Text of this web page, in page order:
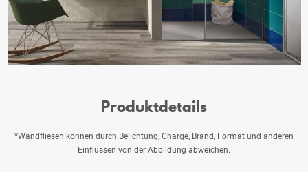
Produktdetails
*Wandfliesen können durch Belichtung, Charge, Brand, Format und anderen
Einflüssen von der Abbildung abweichen.